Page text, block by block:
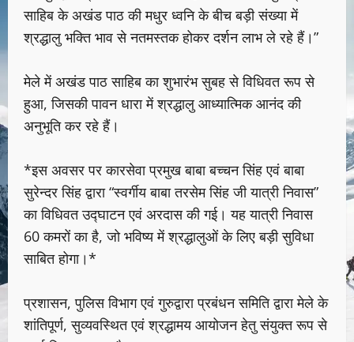
साहिब के अखंड पाठ की मधुर ध्वनि के बीच बड़ी संख्या में
श्रद्धालु भक्ति भाव से नतमस्तक होकर दर्शन लाभ ले रहे हैं।”
मेले में अखंड पाठ साहिब का शुभारंभ सुबह से विधिवत रूप से
हुआ, जिसकी पावन धारा में श्रद्धालु आध्यात्मिक आनंद की
अनुभूति कर रहे हैं।
*इस अवसर पर कारसेवा प्रमुख बाबा बच्चन सिंह एवं बाबा
सुरेन्दर सिंह द्वारा “स्वर्गीय बाबा तरसेम सिंह जी यात्री निवास”
का विधिवत उद्घाटन एवं अरदास की गई। यह यात्री निवास
60 कमरों का है, जो भविष्य में श्रद्धालुओं के लिए बड़ी सुविधा
साबित होगा।*
प्रशासन, पुलिस विभाग एवं गुरुद्वारा प्रबंधन समिति द्वारा मेले के
शांतिपूर्ण, सुव्यवस्थित एवं श्रद्धामय आयोजन हेतु संयुक्त रूप से